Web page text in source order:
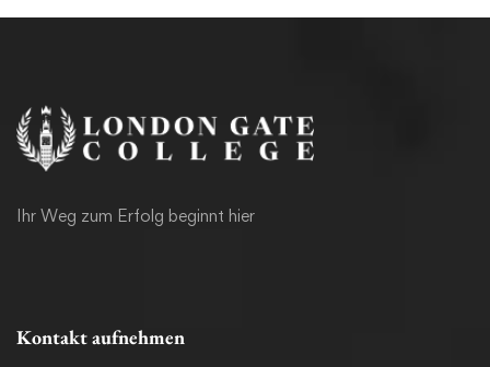
Ihr Weg zum Erfolg beginnt hier
Kontakt aufnehmen